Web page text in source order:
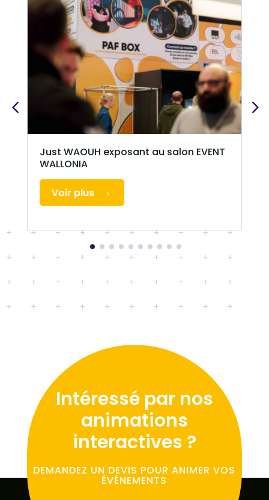
Just WAOUH exposant au salon EVENT
WALLONIA
Voir plus
Intéressé par nos
animations
interactives ?
DEMANDEZ UN DEVIS POUR ANIMER VOS
ÉVÉNEMENTS